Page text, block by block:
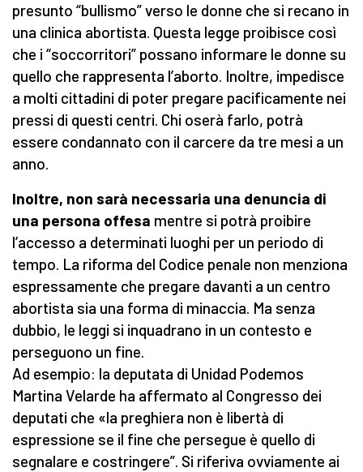
presunto “bullismo” verso le donne che si recano in
una clinica abortista. Questa legge proibisce così
che i “soccorritori” possano informare le donne su
quello che rappresenta l’aborto. Inoltre, impedisce
a molti cittadini di poter pregare pacificamente nei
pressi di questi centri. Chi oserà farlo, potrà
essere condannato con il carcere da tre mesi a un
anno.
Inoltre, non sarà necessaria una denuncia di
una persona offesa mentre si potrà proibire
l’accesso a determinati luoghi per un periodo di
tempo. La riforma del Codice penale non menziona
espressamente che pregare davanti a un centro
abortista sia una forma di minaccia. Ma senza
dubbio, le leggi si inquadrano in un contesto e
perseguono un fine.
Ad esempio: la deputata di Unidad Podemos
Martina Velarde ha affermato al Congresso dei
deputati che «la preghiera non è libertà di
espressione se il fine che persegue è quello di
segnalare e costringere”. Si riferiva ovviamente ai